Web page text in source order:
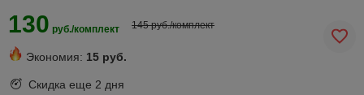
130 руб./комплект 145 руб./комплект
Экономия: 15 руб.
Скидка еще 2 дня